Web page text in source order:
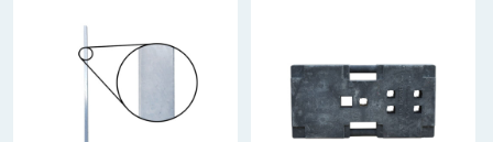
Vorbereitung zu geben. Bei mehreren Fahrstreifen
für eine Richtung sollten Sie eine weitere
Überleitungstafel ca. 400 m vor dem Bezugspunkt